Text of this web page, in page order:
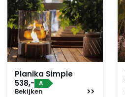
Planika Simple
538,- A
Bekijken